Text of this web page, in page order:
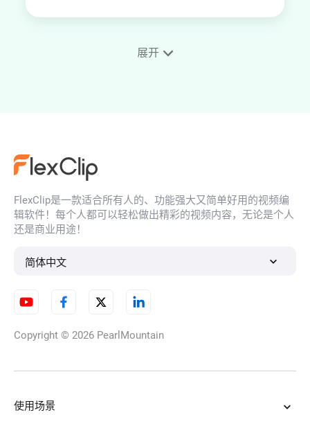
角色一致性视频生成器
展开
FlexClip是一款适合所有人的、功能强大又简单好用的视频编
辑软件！每个人都可以轻松做出精彩的视频内容，无论是个人
还是商业用途！
简体中文
Copyright © 2026 PearlMountain
使用场景